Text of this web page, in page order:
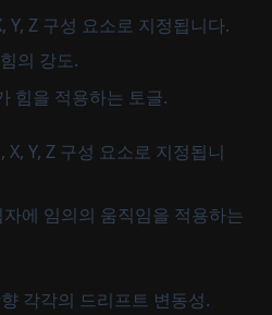
Y, Z 구성 요소로 지정됩니다.
의 강도.
힘을 적용하는 토글.
X, Y, Z 구성 요소로 지정됩니
자에 임의의 움직임을 적용하는
향 각각의 드리프트 변동성.